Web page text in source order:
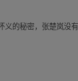
的秘密，张楚岚没